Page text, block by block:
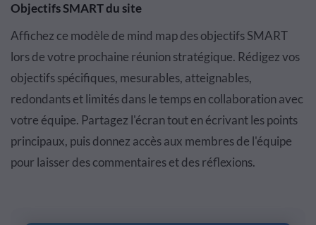
Objectifs SMART du site
Affichez ce modèle de mind map des objectifs SMART
lors de votre prochaine réunion stratégique. Rédigez vos
objectifs spécifiques, mesurables, atteignables,
redondants et limités dans le temps en collaboration avec
votre équipe. Partagez l'écran tout en écrivant les points
principaux, puis donnez accès aux membres de l'équipe
pour laisser des commentaires et des réflexions.